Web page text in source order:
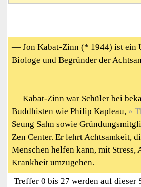
— Jon Kabat-Zinn (* 1944) ist ein
Biologe und Begründer der
— Kabat-Zinn war Schüler bei
Buddhisten wie Philip Kapleau,
Seung Sahn sowie
Zen Center. Er lehrt Achtsamkeit,
Menschen helfen kann, mit Stress,
Krankheit umzugehen.
Treffer 0 bis 27 werden auf dieser